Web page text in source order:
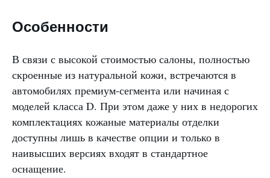
Особенности
В связи с высокой стоимостью салоны, полностью
скроенные из натуральной кожи, встречаются в
автомобилях премиум-сегмента или начиная с
моделей класса D. При этом даже у них в недорогих
комплектациях кожаные материалы отделки
доступны лишь в качестве опции и только в
наивысших версиях входят в стандартное
оснащение.